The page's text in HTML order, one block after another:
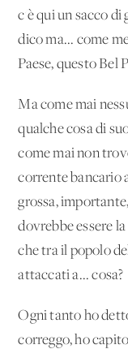
c'è qui un sacco di
dico ma... come
Paese, questo Bel
Ma come mai
qualche cosa di
come mai non
corrente bancario
grossa,
dovrebbe essere
che tra il popolo
attaccati a... cosa?
Ogni tanto ho
correggo, ho